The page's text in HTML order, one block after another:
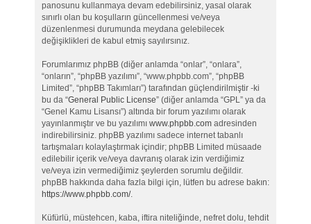
panosunu kullanmaya devam edebilirsiniz, yasal olarak
sınırlı olan bu koşulların güncellenmesi ve/veya
düzenlenmesi durumunda meydana gelebilecek
değişiklikleri de kabul etmiş sayılırsınız.
Forumlarımız phpBB (diğer anlamda “onlar”, “onlara”,
“onların”, “phpBB yazılımı”, “www.phpbb.com”, “phpBB
Limited”, “phpBB Takımları”) tarafından güçlendirilmiştir -ki
bu da “General Public License” (diğer anlamda “GPL” ya da
“Genel Kamu Lisansı”) altında bir forum yazılımı olarak
yayınlanmıştır ve bu yazılımı www.phpbb.comadresinden
indirebilirsiniz. phpBB yazılımı sadece internet tabanlı
tartışmaları kolaylaştırmak içindir; phpBB Limited müsaade
edilebilir içerik ve/veya davranış olarak izin verdiğimiz
ve/veya izin vermediğimiz şeylerden sorumlu değildir.
phpBB hakkında daha fazla bilgi için, lütfen bu adrese bakın:
https://www.phpbb.com/.
Küfürlü, müstehcen, kaba, iftira niteliğinde, nefret dolu, tehdit